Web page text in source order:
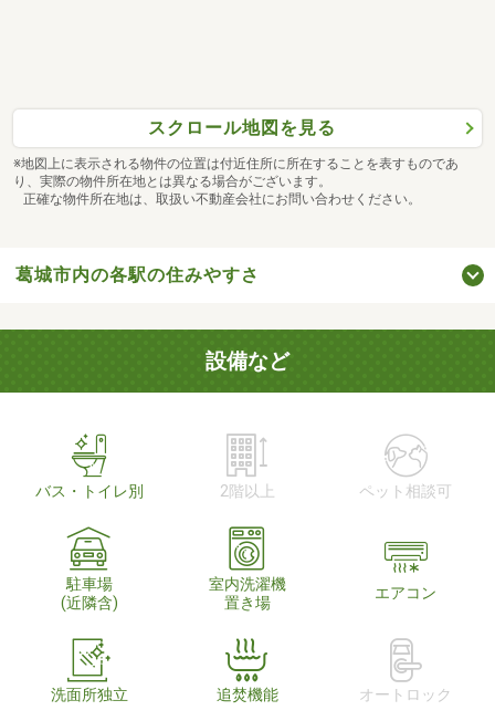
スクロール地図を見る
※地図上に表示される物件の位置は付近住所に所在することを表すものであ
り、実際の物件所在地とは異なる場合がございます。
正確な物件所在地は、取扱い不動産会社にお問い合わせください。
葛城市内の各駅の住みやすさ
設備など
バス・トイレ別 2階以上 ペット相談可
駐車場
(近隣含)
室内洗濯機
置き場
エアコン
洗面所独立 追焚機能 オートロック